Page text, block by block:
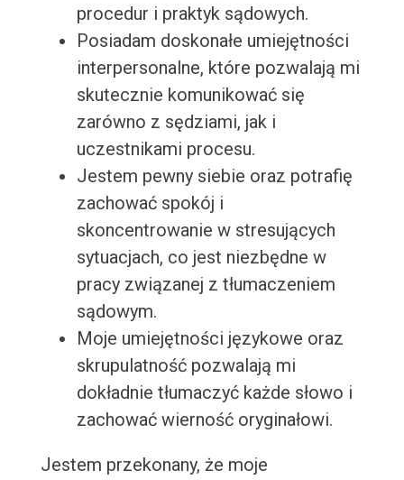
procedur i praktyk sądowych.
Posiadam doskonałe umiejętności
interpersonalne, które pozwalają mi
skutecznie komunikować się
zarówno z sędziami, jak i
uczestnikami procesu.
Jestem pewny siebie oraz potrafię
zachować spokój i
skoncentrowanie w stresujących
sytuacjach, co jest niezbędne w
pracy związanej z tłumaczeniem
sądowym.
Moje umiejętności językowe oraz
skrupulatność pozwalają mi
dokładnie tłumaczyć każde słowo i
zachować wierność oryginałowi.
Jestem przekonany, że moje